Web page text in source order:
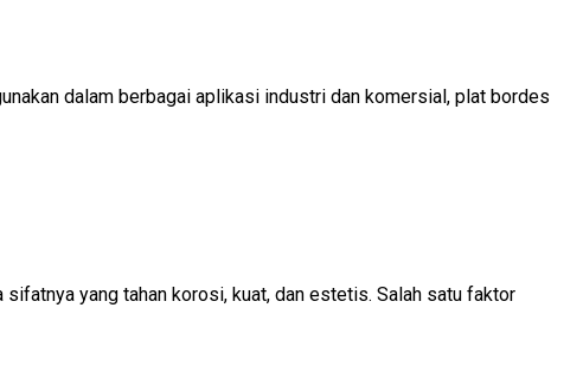
dalam berbagai aplikasi industri dan komersial, plat bordes
yang tahan korosi, kuat, dan estetis. Salah satu faktor